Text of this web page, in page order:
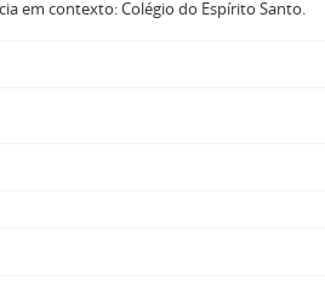
em contexto: Colégio do Espírito Santo.